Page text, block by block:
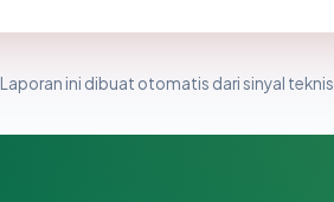
Laporan ini dibuat otomatis dari sinyal